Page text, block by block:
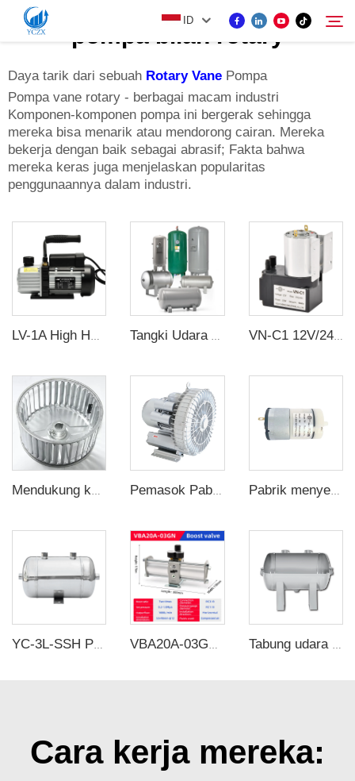
ID
PRODUK
TENTANG KAMI
BERITA
HUBUNGI KAMI
Cari
pompa bilah rotary
Daya tarik dari sebuah Rotary Vane Pompa
Pompa vane rotary - berbagai macam industri
Komponen-komponen pompa ini bergerak sehingga
mereka bisa menarik atau mendorong cairan. Mereka
bekerja dengan baik sebagai abrasif; Fakta bahwa
mereka keras juga menjelaskan popularitas
penggunaannya dalam industri.
LV-1A High HVAC Single/Dual Stage Mini Rotary Vane Vacuum Pump Tangki Udara Alumunium Baja Kompresor Berbaut Kustom VN-C1 12V/24V 10W Satu Kepala DC Tekanan Negatif Pompa Diafragma Vakum DC
Pabrik menyediakan pompa udara mikro plastik DC tekanan tinggi pompa udara diaphragm mini pompa vakum
YC-3L-SSH Portable Stainless Steel Compressed Air Storage Tank VBA20A-03GN Katup penguat VBA SERIES BOOSTER VALVE 2 kali rasio penguatan Tabung udara baja karbon tahan karat dari dalam - mencegah korosi dan memastikan kemurnian gas
Cara kerja mereka: